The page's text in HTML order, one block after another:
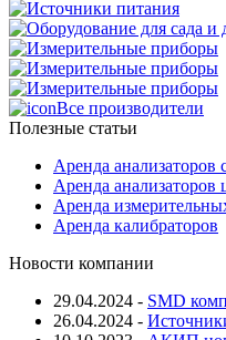
Все производители
Полезные статьи
Аренда анализаторов
Аренда анализаторов
Аренда
Аренда калибраторов
Новости компании
29.04.2024 - SMD
26.04.2024 -